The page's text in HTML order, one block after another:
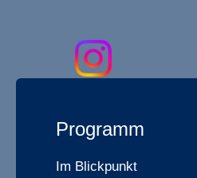
Programm
Im Blickpunkt